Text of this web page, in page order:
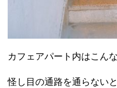
カフェアパート内はこん
怪し目の通路を通らない